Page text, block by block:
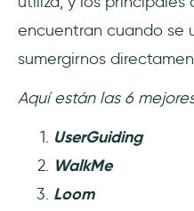
encuentran cuando se
sumergirnos
Aquí están las 6
UserGuiding
WalkMe
Loom